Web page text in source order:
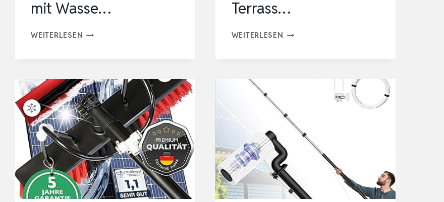
mit Wasse…
WEITERLESEN LYRIFINE
WASCHBÜRSTE
MIT
TELESKOPSTIEL,
6.2
METER
TELESKOPBÜRSTE
MIT
WASSE…
Terrass…
WEITERLESEN TOOLMACHER
JAHRE
GARANTIE]
WASCHBÜRSTE
MIT
TELESKOPSTIEL